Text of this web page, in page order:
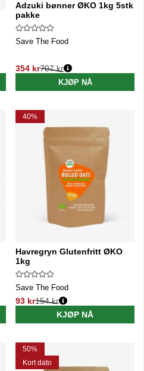
Adzuki bønner ØKO 1kg 5stk
pakke
Save The Food
354 kr
Vanlig pris:
707 kr
KJØP NÅ
40%
Havregryn Glutenfritt ØKO
1kg
Save The Food
93 kr
Vanlig pris:
154 kr
KJØP NÅ
50%
Kort dato